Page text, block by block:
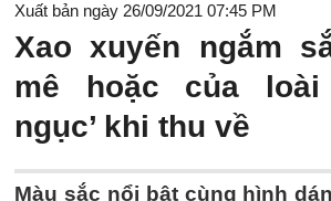
Xuất bản ngày 26/09/2021 07:45 PM
Xao xuyến ngắm
mê hoặc của loài
ngục’ khi thu về
Màu sắc nổi bật cùng hình